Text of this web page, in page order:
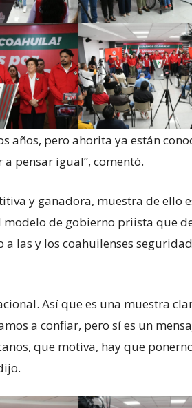
años, pero ahorita ya están
pensar igual”, comentó.
y ganadora, muestra de ello
modelo de gobierno priista que
las y los coahuilenses
Así que es una muestra
a confiar, pero sí es un
que motiva, hay que